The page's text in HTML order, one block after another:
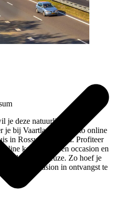
je deze natuurlijk zo snel
je bij Vaartland.nl je auto online
in Rossum bezorgd. Profiteer
kopen van een occasion en
adres naar keuze. Zo hoef je
nieuwe occasion in ontvangst te